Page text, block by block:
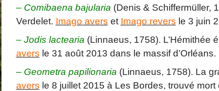
– Comibaena bajularia (Denis & Schiffermüller,
Verdelet. Imago avers et Imago revers le 3 juin
– Jodis lactearia (Linnaeus, 1758). L’Hémithée
avers le 31 août 2013 dans le massif d’Orléans.
– Geometra papilionaria (Linnaeus, 1758). La
avers le 8 juillet 2015 à Les Bordes, trouvé